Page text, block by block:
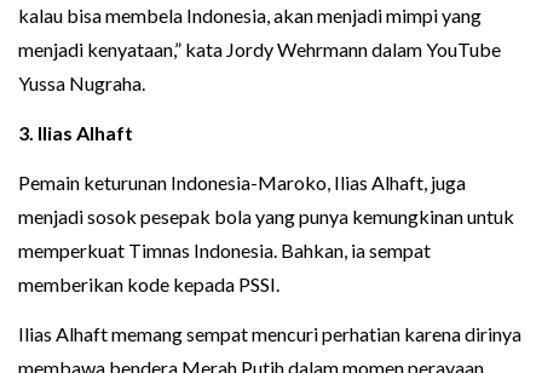
kalau bisa membela Indonesia, akan menjadi mimpi yang
menjadi kenyataan,” kata Jordy Wehrmann dalam YouTube
Yussa Nugraha.
3. Ilias Alhaft
Pemain keturunan Indonesia-Maroko, Ilias Alhaft, juga
menjadi sosok pesepak bola yang punya kemungkinan untuk
memperkuat Timnas Indonesia. Bahkan, ia sempat
memberikan kode kepada PSSI.
Ilias Alhaft memang sempat mencuri perhatian karena dirinya
membawa bendera Merah Putih dalam momen perayaan